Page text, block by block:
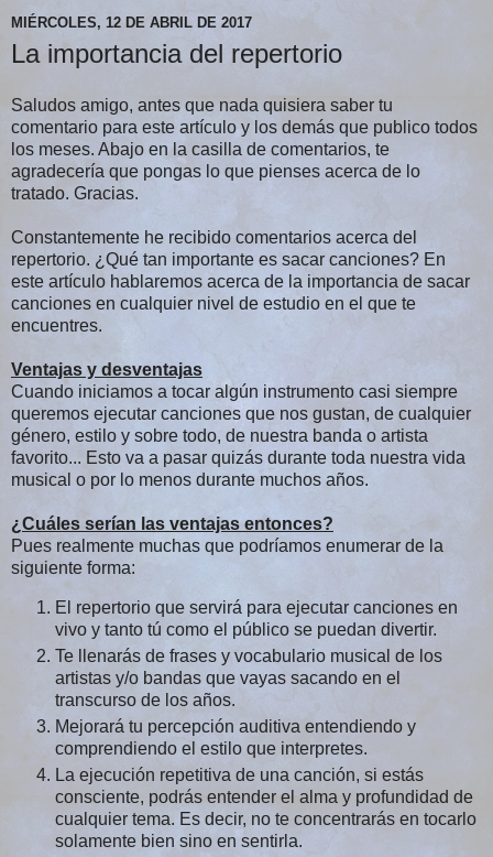
MIÉRCOLES, 12 DE ABRIL DE 2017
La importancia del repertorio
Saludos amigo, antes que nada quisiera saber tu
comentario para este artículo y los demás que publico todos
los meses. Abajo en la casilla de comentarios, te
agradecería que pongas lo que pienses acerca de lo
tratado. Gracias.
Constantemente he recibido comentarios acerca del
repertorio. ¿Qué tan importante es sacar canciones? En
este artículo hablaremos acerca de la importancia de sacar
canciones en cualquier nivel de estudio en el que te
encuentres.
Ventajas y desventajas
Cuando iniciamos a tocar algún instrumento casi siempre
queremos ejecutar canciones que nos gustan, de cualquier
género, estilo y sobre todo, de nuestra banda o artista
favorito... Esto va a pasar quizás durante toda nuestra vida
musical o por lo menos durante muchos años.
¿Cuáles serían las ventajas entonces?
Pues realmente muchas que podríamos enumerar de la
siguiente forma:
El repertorio que servirá para ejecutar canciones en
vivo y tanto tú como el público se puedan divertir.
Te llenarás de frases y vocabulario musical de los
artistas y/o bandas que vayas sacando en el
transcurso de los años.
Mejorará tu percepción auditiva entendiendo y
comprendiendo el estilo que interpretes.
La ejecución repetitiva de una canción, si estás
consciente, podrás entender el alma y profundidad de
cualquier tema. Es decir, no te concentrarás en tocarlo
solamente bien sino en sentirla.